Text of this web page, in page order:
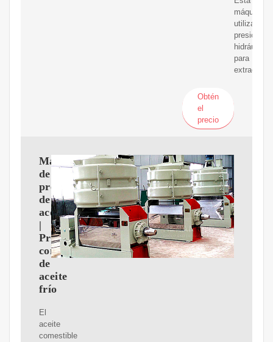
máquina
utiliza
presión
hidráulica
para
extraer
Obtén
el
precio
Máquina
de
prensa
de
aceite
|
Prensa
comercial
de
aceite
frío
El
aceite
comestible